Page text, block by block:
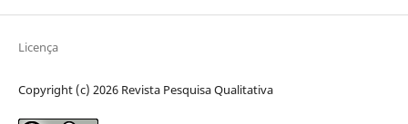
Licença
Copyright (c) 2026 Revista Pesquisa Qualitativa